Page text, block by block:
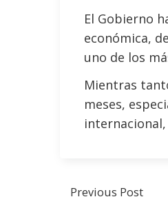
El Gobierno
económica,
uno de los
Mientras
meses,
Previous Post